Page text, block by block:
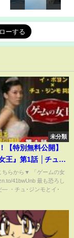
未分類
【特別無料公開】
王』第1話 │チュ･
ボヨンによる憎しみ
物語
ちらから▼ 「ゲームの女
41bwUnb 最も恐ろし
― ・チュ･ジンモとイ･